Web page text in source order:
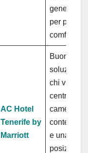
genere
per
comfort.
AC Hotel
Tenerife by
Marriott
Buona
soluzione
chi vuole
centrale,
camere
e una
posizione